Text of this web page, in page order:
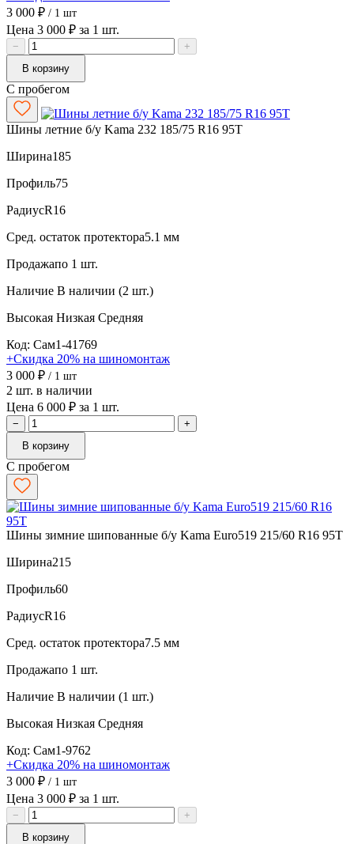
3 000 ₽ / 1 шт
Цена 3 000 ₽ за 1 шт.
−
+
В корзину
С пробегом
Шины летние б/у Kama 232 185/75 R16 95T
Ширина185
Профиль75
РадиусR16
Сред. остаток протектора5.1 мм
Продажапо 1 шт.
Наличие В наличии (2 шт.)
Высокая Низкая Средняя
Код: Сам1-41769
+Скидка 20% на шиномонтаж
3 000 ₽ / 1 шт
2 шт. в наличии
Цена 6 000 ₽ за 1 шт.
−
+
В корзину
С пробегом
Шины зимние шипованные б/у Kama Euro519 215/60 R16 95T
Ширина215
Профиль60
РадиусR16
Сред. остаток протектора7.5 мм
Продажапо 1 шт.
Наличие В наличии (1 шт.)
Высокая Низкая Средняя
Код: Сам1-9762
+Скидка 20% на шиномонтаж
3 000 ₽ / 1 шт
Цена 3 000 ₽ за 1 шт.
−
+
В корзину